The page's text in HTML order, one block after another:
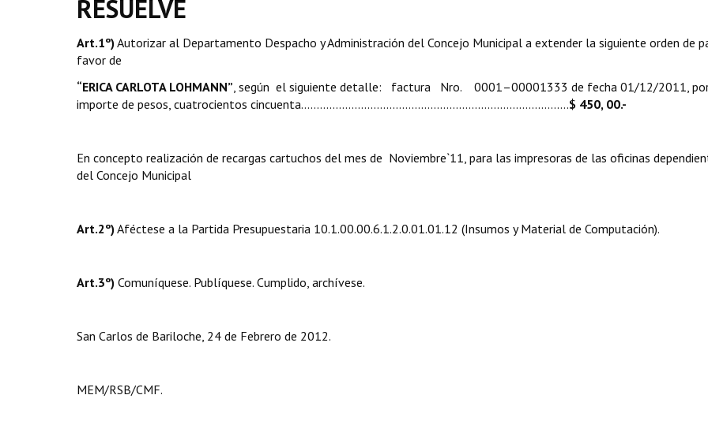
RESUELVE
Art.1º)Autorizar al Departamento Despacho y Administración del Concejo Municipal a extender la siguiente orden de
favor de
“ERICA CARLOTA LOHMANN”, según el siguiente detalle: factura Nro. 0001–00001333 de fecha 01/12/2011,
importe de pesos, cuatrocientos cincuenta…………………..……………………………….…………………....$ 450, 00.-
En concepto realización de recargas cartuchos del mes de Noviembre`11, para las impresoras de las oficinas
del Concejo Municipal
Art.2º)Aféctese a la Partida Presupuestaria 10.1.00.00.6.1.2.0.01.01.12 (Insumos y Material de Computación).
Art.3º) Comuníquese. Publíquese. Cumplido, archívese.
San Carlos de Bariloche, 24 de Febrero de 2012.
MEM/RSB/CMF.